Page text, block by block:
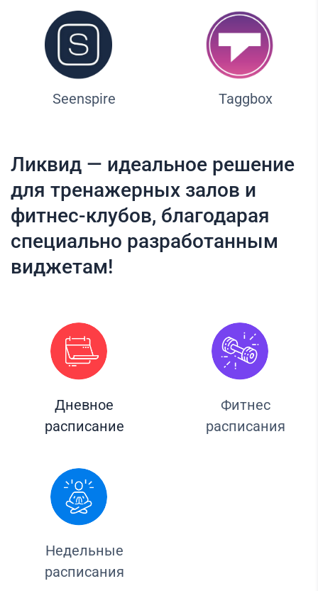
Seenspire Taggbox
Ликвид — идеальное решение
для тренажерных залов и
фитнес-клубов, благодарая
специально разработанным
виджетам!
Дневное
расписание
Фитнес
расписания
Недельные
расписания